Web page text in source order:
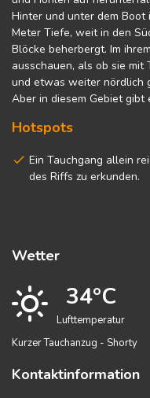
Hinter und unter dem
Meter Tiefe, weit in den
Blöcke beherbergt. Im
ausschauen, als ob sie
und etwas weiter nördlich
Aber in diesem Gebiet gibt
Hotspots
Ein Tauchgang allein
des Riffs zu erkunden.
Wetter
34°C
Lufttemperatur
Kurzer Tauchanzug - Shorty
Kontaktinformation